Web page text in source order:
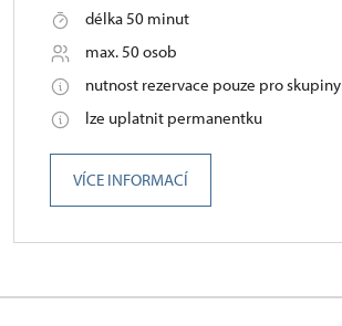
délka 50 minut
max. 50 osob
nutnost rezervace pouze pro skupiny
lze uplatnit permanentku
VÍCE INFORMACÍ